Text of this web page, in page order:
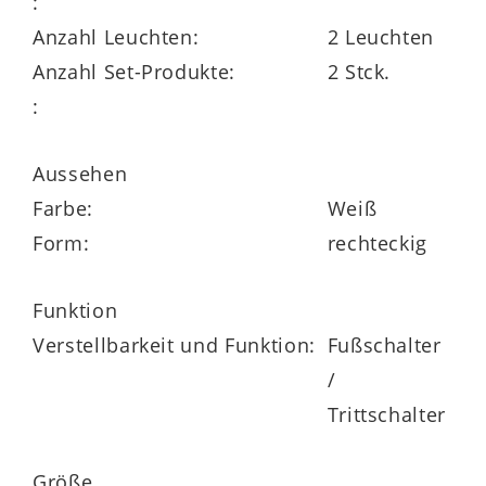
Sie den Fußtrittschalter.
handelt es sich um ein individuell
kombinierbares Möbelprogramm Made in
pflegeleichten
Türen mit Schließdämpfung und die
Geschmack anpassbar. Beispielsweise
Anzahl Leuchten:
2 Leuchten
Anzahl Set-Produkte:
2 Stck.
:
Aussehen
Farbe:
Weiß
Form:
rechteckig
Funktion
Verstellbarkeit und Funktion: Fußschalter
/
Trittschalter